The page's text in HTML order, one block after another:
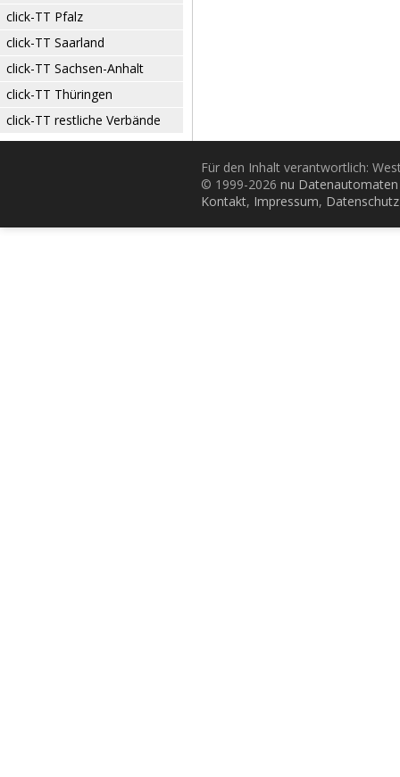
click-TT Pfalz
click-TT Saarland
click-TT Sachsen-Anhalt
click-TT Thüringen
click-TT restliche Verbände
Für den Inhalt verantwortlich:
© 1999-2026 nu
Kontakt, Impressum, Datenschutz